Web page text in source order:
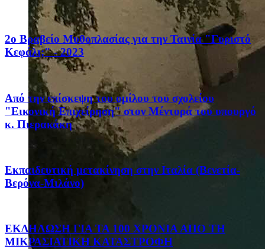
2ο Βραβείο Μυθοπλασίας για την Ταινία "Γυριστό
Κεφάλι;" - 2023
Από την επίσκεψη του ομίλου του σχολείου
"Εικονική Επιχείρηση" στον Μέντορά του υπουργό
κ. Πιερακάκη
Eκπαιδευτική μετακίνηση στην Ιταλία (Βενετία-
Βερόνα-Μιλάνο)
ΕΚΔΗΛΩΣΗ ΓΙΑ ΤΑ 100 ΧΡΟΝΙΑ ΑΠΟ ΤΗ
ΜΙΚΡΑΣΙΑΤΙΚΗ ΚΑΤΑΣΤΡΟΦΗ